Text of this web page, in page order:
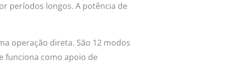
períodos longos. A potência de
operação direta. São 12 modos
funciona como apoio de